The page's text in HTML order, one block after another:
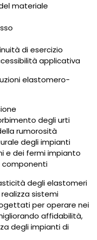
materiale
di esercizio
applicativa
elastomero-
degli urti
rumorosità
degli impianti
e dei fermi impianto
componenti
degli elastomeri
sistemi
per operare nei
affidabilità,
degli impianti di